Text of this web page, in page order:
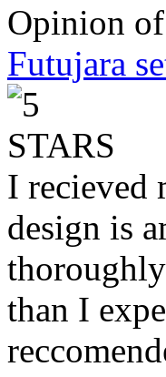
Opinion
Futujara
I recieved
design is
than I